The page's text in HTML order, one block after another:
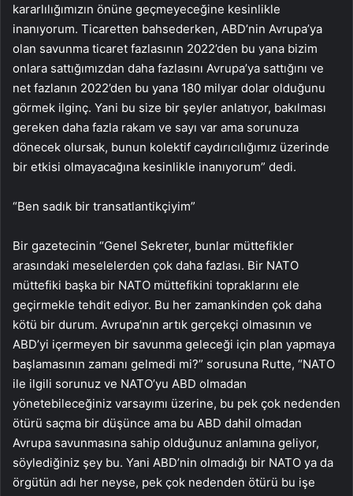
kararlılığımızın önüne geçmeyeceğine kesinlikle
inanıyorum. Ticaretten bahsederken, ABD’nin Avrupa’ya
olan savunma ticaret fazlasının 2022’den bu yana bizim
onlara sattığımızdan daha fazlasını Avrupa’ya sattığını ve
net fazlanın 2022’den bu yana 180 milyar dolar olduğunu
görmek ilginç. Yani bu size bir şeyler anlatıyor, bakılması
gereken daha fazla rakam ve sayı var ama sorunuza
dönecek olursak, bunun kolektif caydırıcılığımız üzerinde
bir etkisi olmayacağına kesinlikle inanıyorum” dedi.
“Ben sadık bir transatlantikçiyim”
Bir gazetecinin “Genel Sekreter, bunlar müttefikler
arasındaki meselelerden çok daha fazlası. Bir NATO
müttefiki başka bir NATO müttefikini topraklarını ele
geçirmekle tehdit ediyor. Bu her zamankinden çok daha
kötü bir durum. Avrupa’nın artık gerçekçi olmasının ve
ABD’yi içermeyen bir savunma geleceği için plan yapmaya
başlamasının zamanı gelmedi mi?” sorusuna Rutte, “NATO
ile ilgili sorunuz ve NATO’yu ABD olmadan
yönetebileceğiniz varsayımı üzerine, bu pek çok nedenden
ötürü saçma bir düşünce ama bu ABD dahil olmadan
Avrupa savunmasına sahip olduğunuz anlamına geliyor,
söylediğiniz şey bu. Yani ABD’nin olmadığı bir NATO ya da
örgütün adı her neyse, pek çok nedenden ötürü bu işe